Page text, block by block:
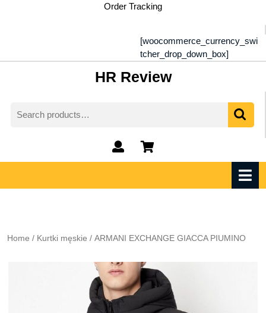
Order Tracking
[woocommerce_currency_swi
tcher_drop_down_box]
HR Review
for:
My
Account
shopping
cart
Home / Kurtki męskie / ARMANI EXCHANGE GIACCA PIUMINO